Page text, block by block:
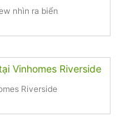
nhìn ra biển
Riverside